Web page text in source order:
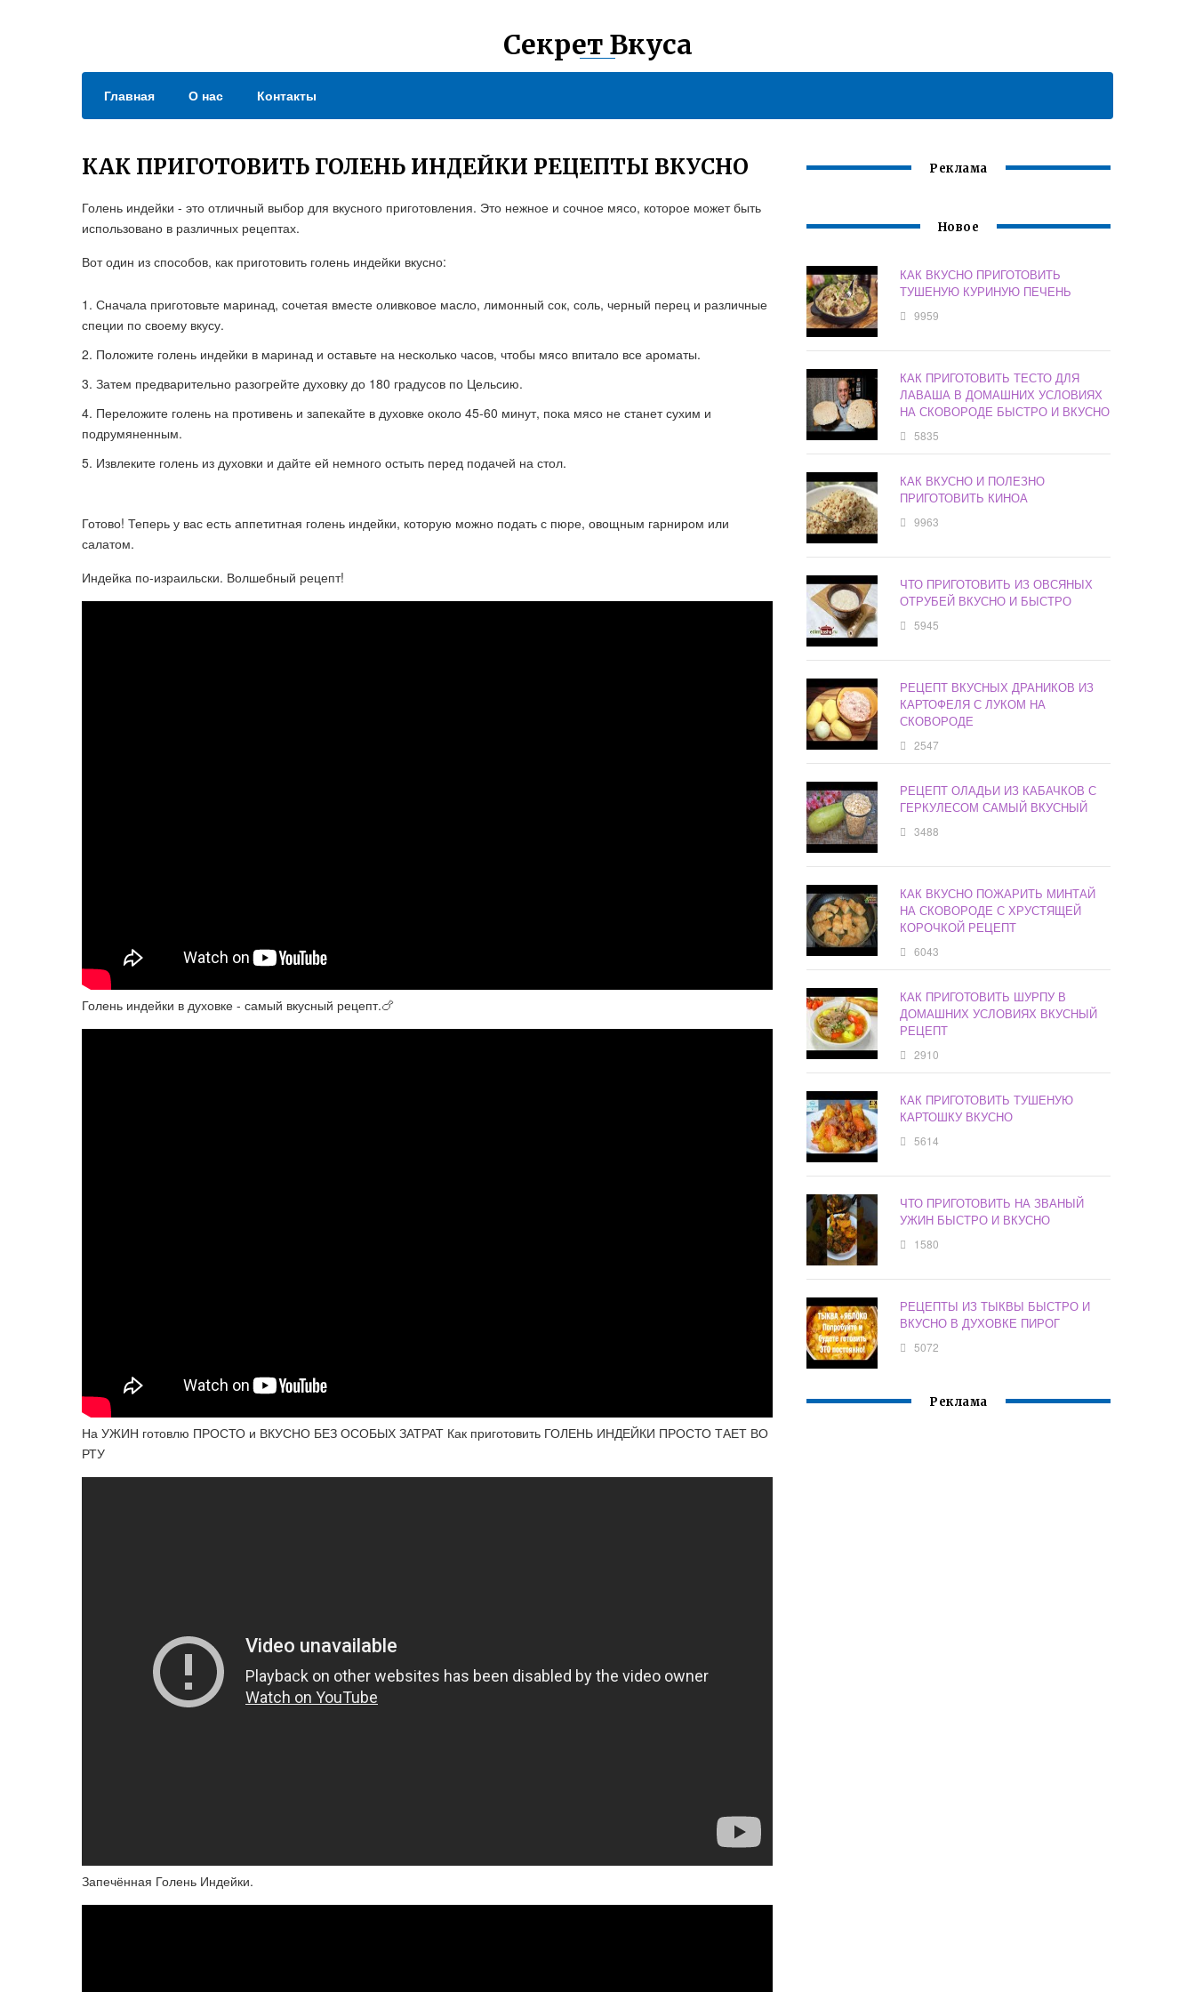
Секрет Вкуса
Главная О нас Контакты
КАК ПРИГОТОВИТЬ ГОЛЕНЬ ИНДЕЙКИ РЕЦЕПТЫ ВКУСНО
Голень индейки - это отличный выбор для вкусного приготовления. Это нежное и сочное мясо, которое может быть
использовано в различных рецептах.
Вот один из способов, как приготовить голень индейки вкусно:
Сначала приготовьте маринад, сочетая вместе оливковое масло, лимонный сок, соль, черный перец и различные
специи по своему вкусу.
Положите голень индейки в маринад и оставьте на несколько часов, чтобы мясо впитало все ароматы.
Затем предварительно разогрейте духовку до 180 градусов по Цельсию.
Переложите голень на противень и запекайте в духовке около 45-60 минут, пока мясо не станет сухим и
подрумяненным.
Извлеките голень из духовки и дайте ей немного остыть перед подачей на стол.
Готово! Теперь у вас есть аппетитная голень индейки, которую можно подать с пюре, овощным гарниром или
салатом.
Индейка по-израильски. Волшебный рецепт!
Голень индейки в духовке - самый вкусный рецепт.🍗
На УЖИН готовлю ПРОСТО и ВКУСНО БЕЗ ОСОБЫХ ЗАТРАТ Как приготовить ГОЛЕНЬ ИНДЕЙКИ ПРОСТО ТАЕТ ВО
РТУ
Запечённая Голень Индейки.
Реклама
Новое
КАК ВКУСНО ПРИГОТОВИТЬ
ТУШЕНУЮ КУРИНУЮ ПЕЧЕНЬ
9959
КАК ПРИГОТОВИТЬ ТЕСТО ДЛЯ
ЛАВАША В ДОМАШНИХ УСЛОВИЯХ
НА СКОВОРОДЕ БЫСТРО И ВКУСНО
5835
КАК ВКУСНО И ПОЛЕЗНО
ПРИГОТОВИТЬ КИНОА
9963
ЧТО ПРИГОТОВИТЬ ИЗ ОВСЯНЫХ
ОТРУБЕЙ ВКУСНО И БЫСТРО
5945
РЕЦЕПТ ВКУСНЫХ ДРАНИКОВ ИЗ
КАРТОФЕЛЯ С ЛУКОМ НА
СКОВОРОДЕ
2547
РЕЦЕПТ ОЛАДЬИ ИЗ КАБАЧКОВ С
ГЕРКУЛЕСОМ САМЫЙ ВКУСНЫЙ
3488
КАК ВКУСНО ПОЖАРИТЬ МИНТАЙ
НА СКОВОРОДЕ С ХРУСТЯЩЕЙ
КОРОЧКОЙ РЕЦЕПТ
6043
КАК ПРИГОТОВИТЬ ШУРПУ В
ДОМАШНИХ УСЛОВИЯХ ВКУСНЫЙ
РЕЦЕПТ
2910
КАК ПРИГОТОВИТЬ ТУШЕНУЮ
КАРТОШКУ ВКУСНО
5614
ЧТО ПРИГОТОВИТЬ НА ЗВАНЫЙ
УЖИН БЫСТРО И ВКУСНО
1580
РЕЦЕПТЫ ИЗ ТЫКВЫ БЫСТРО И
ВКУСНО В ДУХОВКЕ ПИРОГ
5072
Реклама